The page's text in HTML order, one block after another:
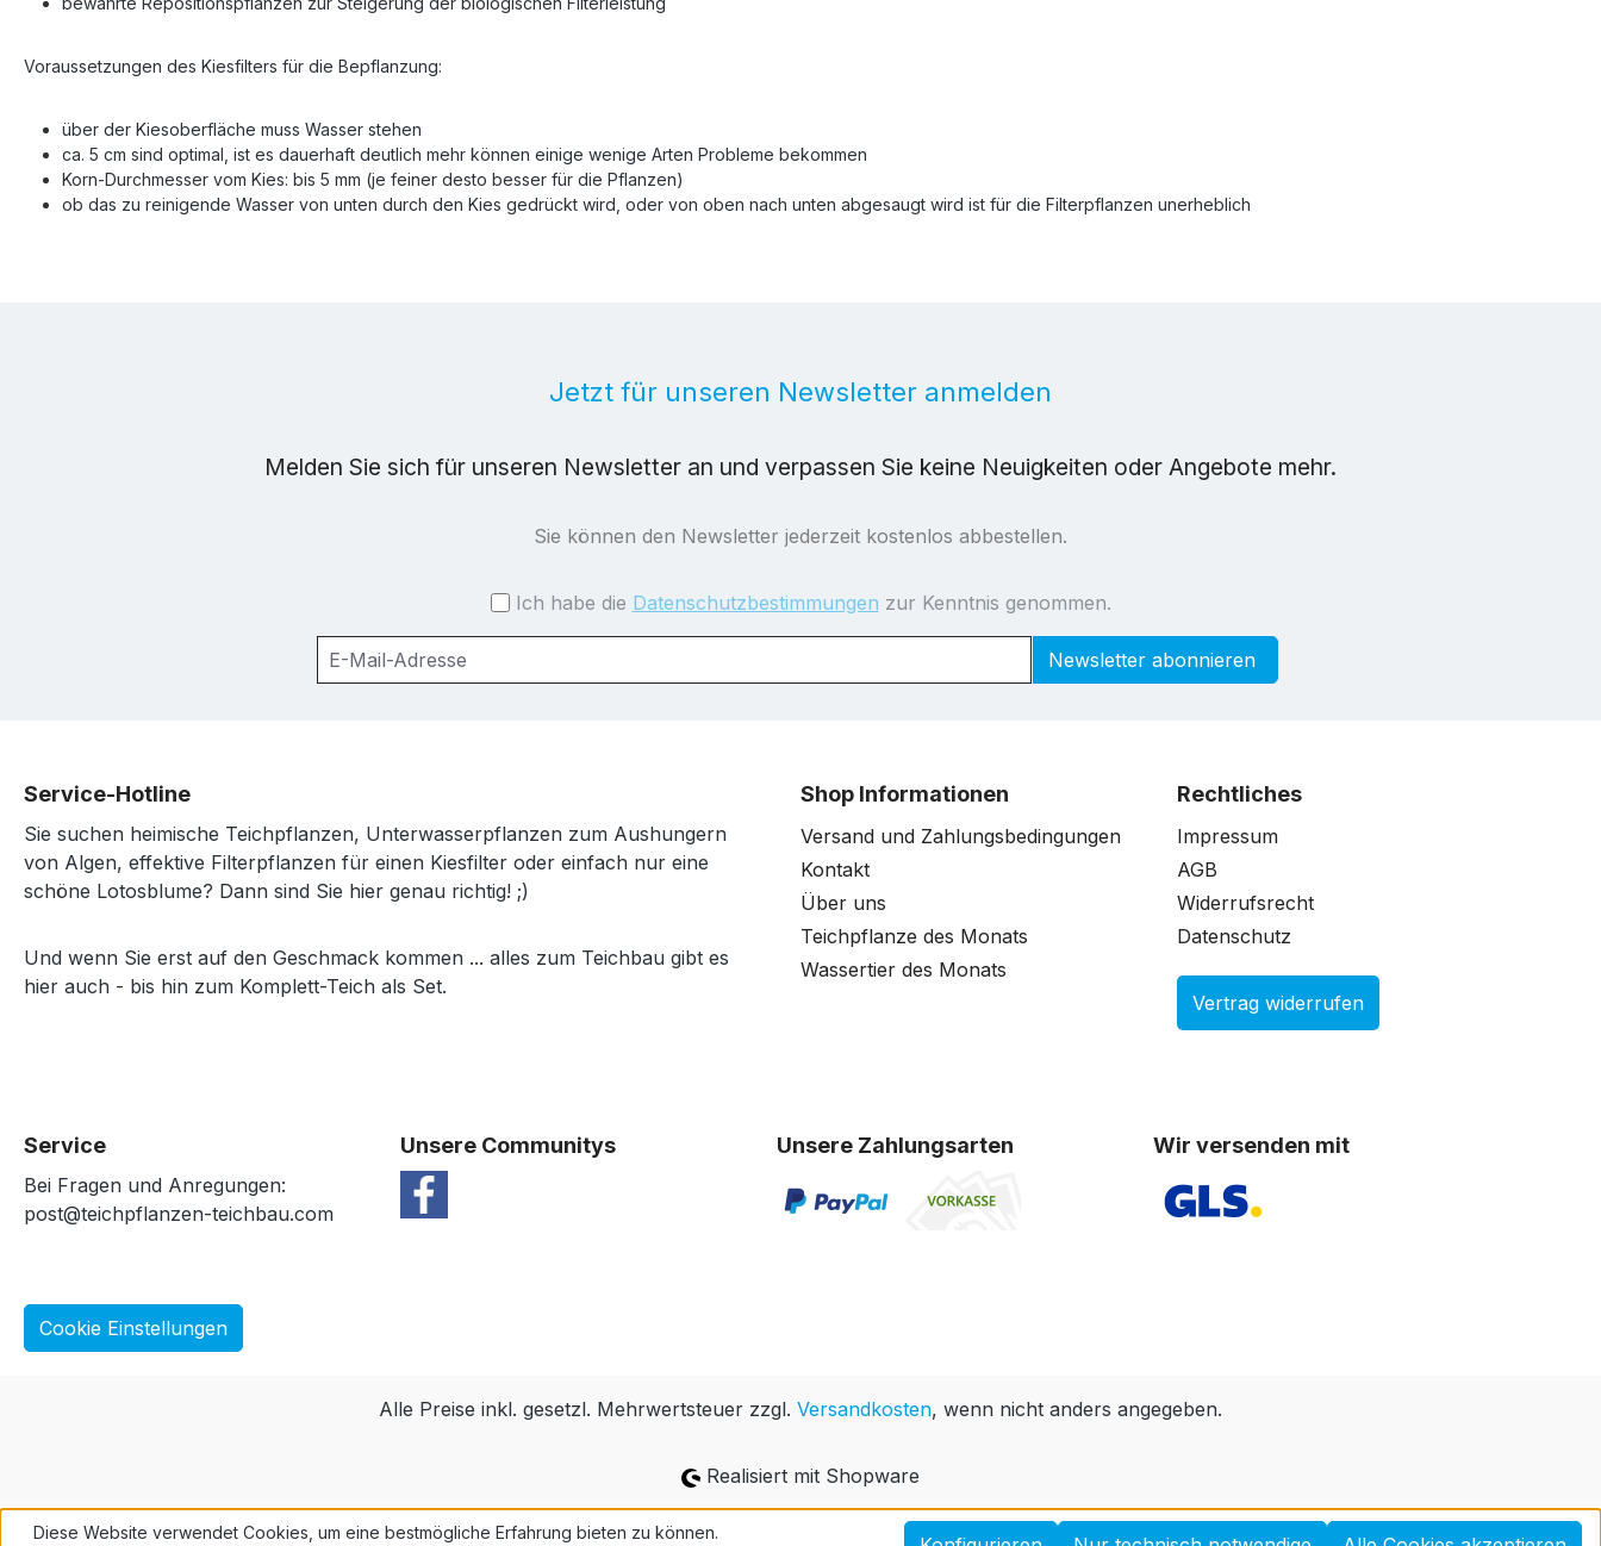
Voraussetzungen des Kiesfilters für die Bepflanzung:
über der Kiesoberfläche muss Wasser stehen
ca. 5 cm sind optimal, ist es dauerhaft deutlich mehr können einige wenige Arten Probleme bekommen
Korn-Durchmesser vom Kies: bis 5 mm (je feiner desto besser für die Pflanzen)
ob das zu reinigende Wasser von unten durch den Kies gedrückt wird, oder von oben nach unten abgesaugt wird ist für die Filterpflanzen unerheblich
Jetzt für unseren Newsletter anmelden
Melden Sie sich für unseren Newsletter an und verpassen Sie keine Neuigkeiten oder Angebote mehr.
Sie können den Newsletter jederzeit kostenlos abbestellen.
Ich habe die Datenschutzbestimmungen zur Kenntnis genommen.
Newsletter abonnieren
Service-Hotline
Sie suchen heimische Teichpflanzen, Unterwasserpflanzen zum Aushungern
von Algen, effektive Filterpflanzen für einen Kiesfilter oder einfach nur eine
schöne Lotosblume? Dann sind Sie hier genau richtig! ;)
Und wenn Sie erst auf den Geschmack kommen ... alles zum Teichbau gibt es
hier auch - bis hin zum Komplett-Teich als Set.
Shop Informationen
Versand und Zahlungsbedingungen
Kontakt
Über uns
Teichpflanze des Monats
Wassertier des Monats
Rechtliches
Impressum
AGB
Widerrufsrecht
Datenschutz
Vertrag widerrufen
Service
Bei Fragen und Anregungen:
post@teichpflanzen-teichbau.com
Unsere Communitys Unsere Zahlungsarten Wir versenden mit
Cookie Einstellungen
Alle Preise inkl. gesetzl. Mehrwertsteuer zzgl. Versandkosten, wenn nicht anders angegeben.
Realisiert mit Shopware
Diese Website verwendet Cookies, um eine bestmögliche Erfahrung bieten zu können.